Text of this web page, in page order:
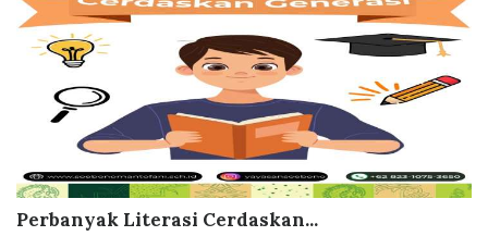
Perbanyak Literasi Cerdaskan...